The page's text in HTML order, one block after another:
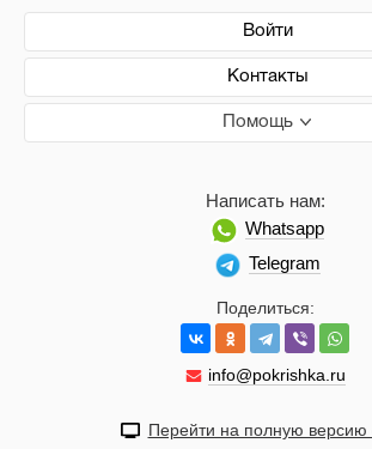
Войти
Контакты
Помощь
Поделиться:
info@pokrishka.ru
Написать нам:
Whatsapp
Telegram
Перейти на полную версию